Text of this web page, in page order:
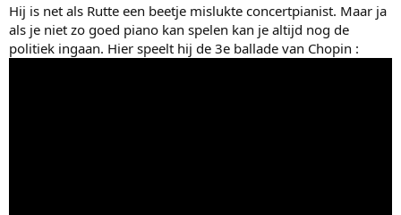
Hij is net als Rutte een beetje mislukte concertpianist. Maar ja
als je niet zo goed piano kan spelen kan je altijd nog de
politiek ingaan. Hier speelt hij de 3e ballade van Chopin :